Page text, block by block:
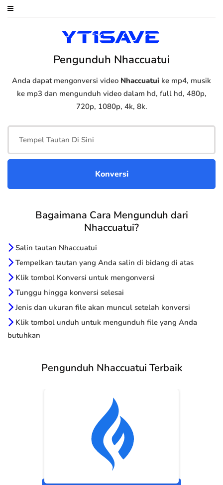
Pengunduh Nhaccuatui
Anda dapat mengonversi video Nhaccuatui ke mp4, musik
ke mp3 dan mengunduh video dalam hd, full hd, 480p,
720p, 1080p, 4k, 8k.
Bagaimana Cara Mengunduh dari
Nhaccuatui?
Salin tautan Nhaccuatui
Tempelkan tautan yang Anda salin di bidang di atas
Klik tombol Konversi untuk mengonversi
Tunggu hingga konversi selesai
Jenis dan ukuran file akan muncul setelah konversi
Klik tombol unduh untuk mengunduh file yang Anda
butuhkan
Pengunduh Nhaccuatui Terbaik